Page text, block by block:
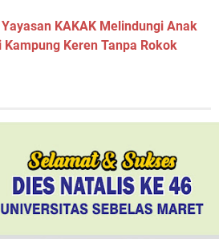
KAKAK Melindungi Anak
Keren Tanpa Rokok